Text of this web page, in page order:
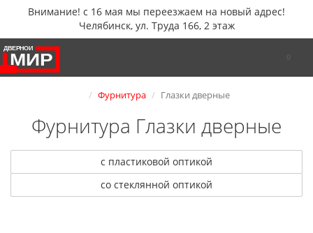
Внимание! с 16 мая мы переезжаем на новый адрес!
Челябинск, ул. Труда 166, 2 этаж
Фурнитура Глазки дверные
Фурнитура Глазки дверные
с пластиковой оптикой
со стеклянной оптикой